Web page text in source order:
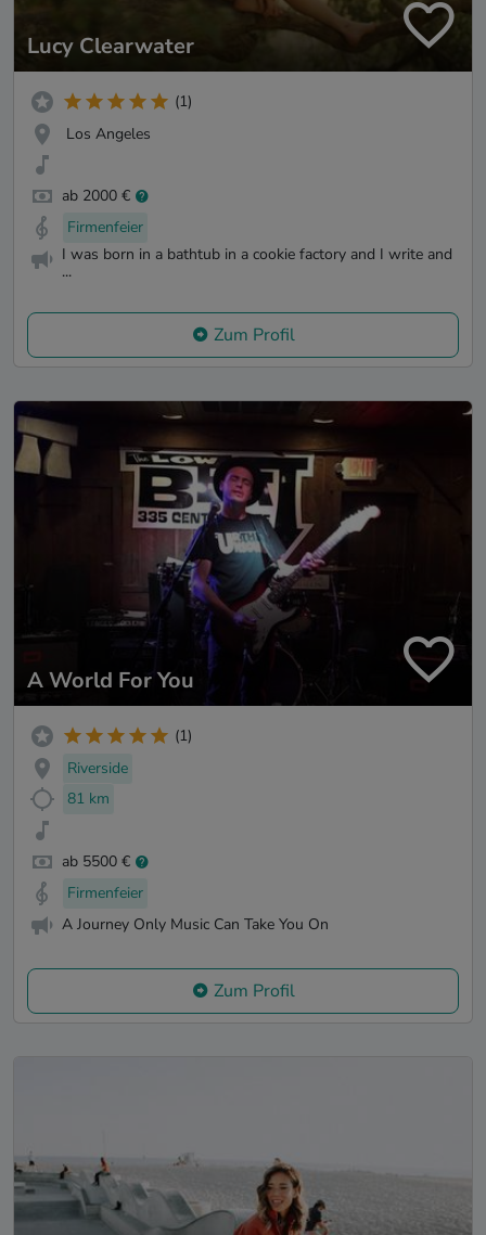
Lucy Clearwater
(1)
Los Angeles
ab 2000 €
Firmenfeier
I was born in a bathtub in a cookie factory and I write and
...
Zum Profil
A World For You
(1)
Riverside
81 km
ab 5500 €
Firmenfeier
A Journey Only Music Can Take You On
Zum Profil